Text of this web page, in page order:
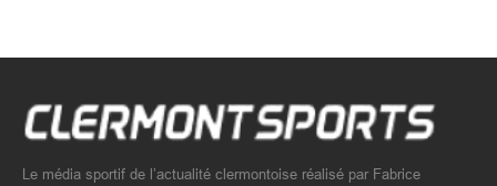
Le média sportif de l’actualité clermontoise réalisé par Fabrice